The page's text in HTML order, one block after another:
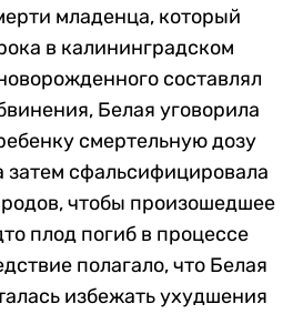
младенца, который
в калининградском
составлял
Белая уговорила
смертельную дозу
затем сфальсифицировала
чтобы произошедшее
плод погиб в процессе
полагало, что Белая
избежать ухудшения